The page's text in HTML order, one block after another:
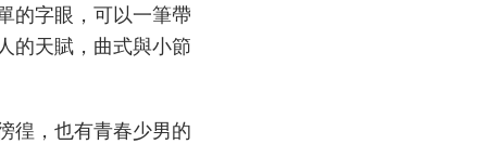
的字眼，可以一筆帶
的天賦，曲式與小節
徨，也有青春少男的